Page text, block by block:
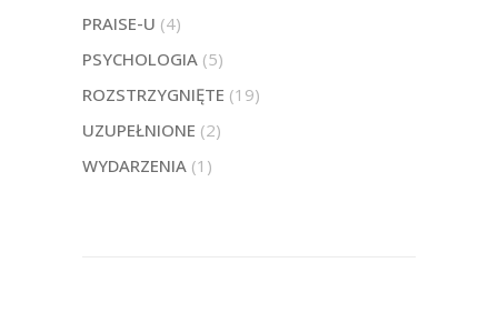
PRAISE-U (4)
PSYCHOLOGIA (5)
ROZSTRZYGNIĘTE (19)
UZUPEŁNIONE (2)
WYDARZENIA (1)